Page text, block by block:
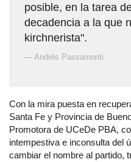
posible, en la tarea
decadencia a la que
kirchnerista".
— Andrés Passamonti.
Con la mira puesta en
Santa Fe y Provincia de
Promotora de UCeDe PBA,
intempestiva e inconsulta del
cambiar el nombre al partido,